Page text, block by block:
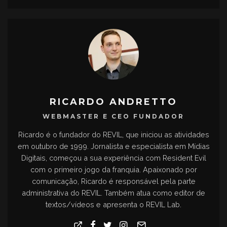
RICARDO ANDRETTO
WEBMASTER E CEO FUNDADOR
Ricardo é o fundador do REVIL, que iniciou as atividades
em outubro de 1999. Jornalista e especialista em Mídias
Digitais, começou a sua experiência com Resident Evil
com o primeiro jogo da franquia. Apaixonado por
comunicação, Ricardo é responsável pela parte
administrativa do REVIL. Também atua como editor de
textos/vídeos e apresenta o REVIL Lab.